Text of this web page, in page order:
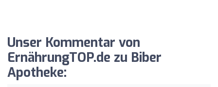
Unser Kommentar von
ErnährungTOP.de zu Biber
Apotheke: